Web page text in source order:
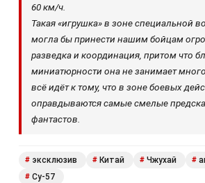
60 км/ч.
Такая «игрушка» в зоне специальной
могла бы принести нашим бойцам
разведка и координация, притом что
миниатюрности она не занимает
всё идёт к тому, что в зоне боевых
оправдываются самые смелые
фантастов.
# эксклюзив # Китай # Чжухай #
# Су-57